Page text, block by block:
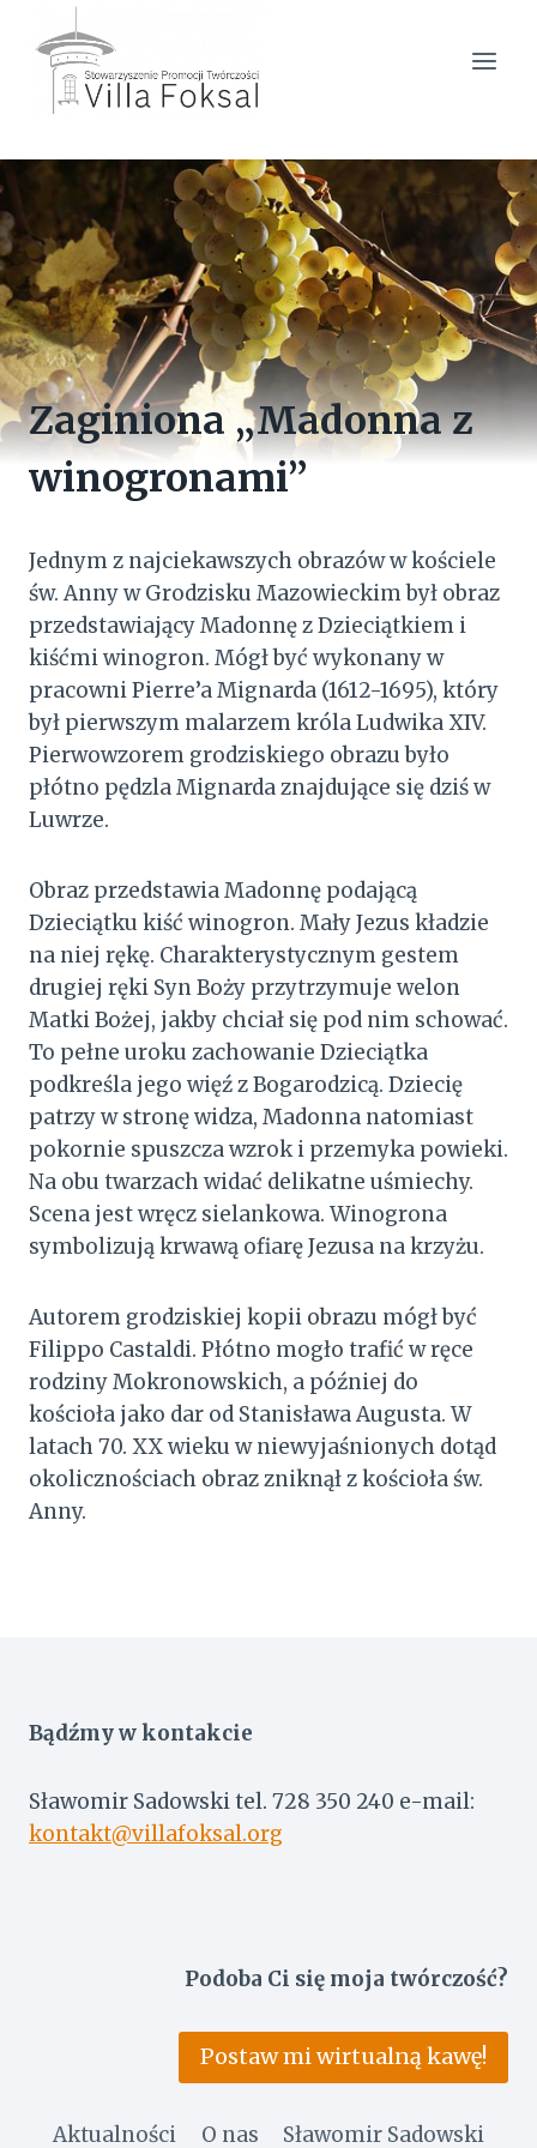
treści
Zaginiona „Madonna z
winogronami”
Jednym z najciekawszych obrazów w kościele
św. Anny w Grodzisku Mazowieckim był obraz
przedstawiający Madonnę z Dzieciątkiem i
kiśćmi winogron. Mógł być wykonany w
pracowni Pierre’a Mignarda (1612-1695), który
był pierwszym malarzem króla Ludwika XIV.
Pierwowzorem grodziskiego obrazu było
płótno pędzla Mignarda znajdujące się dziś w
Luwrze.
Obraz przedstawia Madonnę podającą
Dzieciątku kiść winogron. Mały Jezus kładzie
na niej rękę. Charakterystycznym gestem
drugiej ręki Syn Boży przytrzymuje welon
Matki Bożej, jakby chciał się pod nim schować.
To pełne uroku zachowanie Dzieciątka
podkreśla jego więź z Bogarodzicą. Dziecię
patrzy w stronę widza, Madonna natomiast
pokornie spuszcza wzrok i przemyka powieki.
Na obu twarzach widać delikatne uśmiechy.
Scena jest wręcz sielankowa. Winogrona
symbolizują krwawą ofiarę Jezusa na krzyżu.
Autorem grodziskiej kopii obrazu mógł być
Filippo Castaldi. Płótno mogło trafić w ręce
rodziny Mokronowskich, a później do
kościoła jako dar od Stanisława Augusta. W
latach 70. XX wieku w niewyjaśnionych dotąd
okolicznościach obraz zniknął z kościoła św.
Anny.
Bądźmy w kontakcie
Sławomir Sadowski tel. 728 350 240 e-mail:
kontakt@villafoksal.org
Podoba Ci się moja twórczość?
Postaw mi wirtualną kawę!
Aktualności O nas Sławomir Sadowski